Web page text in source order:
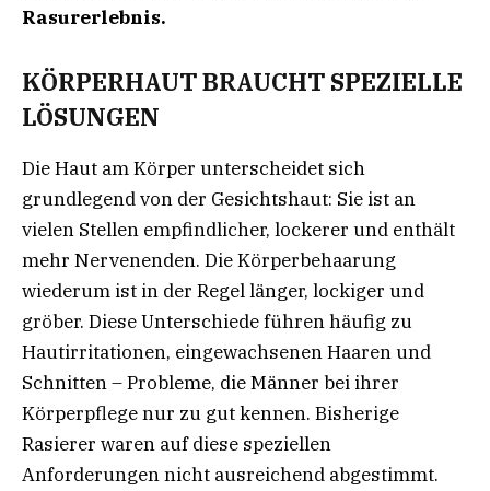
Rasurerlebnis.
KÖRPERHAUT BRAUCHT SPEZIELLE
LÖSUNGEN
Die Haut am Körper unterscheidet sich
grundlegend von der Gesichtshaut: Sie ist an
vielen Stellen empfindlicher, lockerer und enthält
mehr Nervenenden. Die Körperbehaarung
wiederum ist in der Regel länger, lockiger und
gröber. Diese Unterschiede führen häufig zu
Hautirritationen, eingewachsenen Haaren und
Schnitten – Probleme, die Männer bei ihrer
Körperpflege nur zu gut kennen. Bisherige
Rasierer waren auf diese speziellen
Anforderungen nicht ausreichend abgestimmt.